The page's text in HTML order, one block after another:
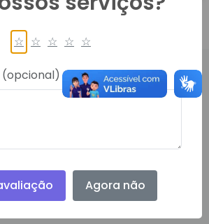
778
☆ ☆ ☆ ☆ ☆
(opcional)
Agora não